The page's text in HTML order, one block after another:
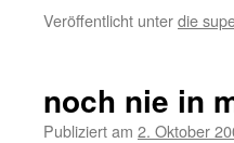
Veröffentlicht unterdie
noch nie in
Publiziert am 2. Oktober